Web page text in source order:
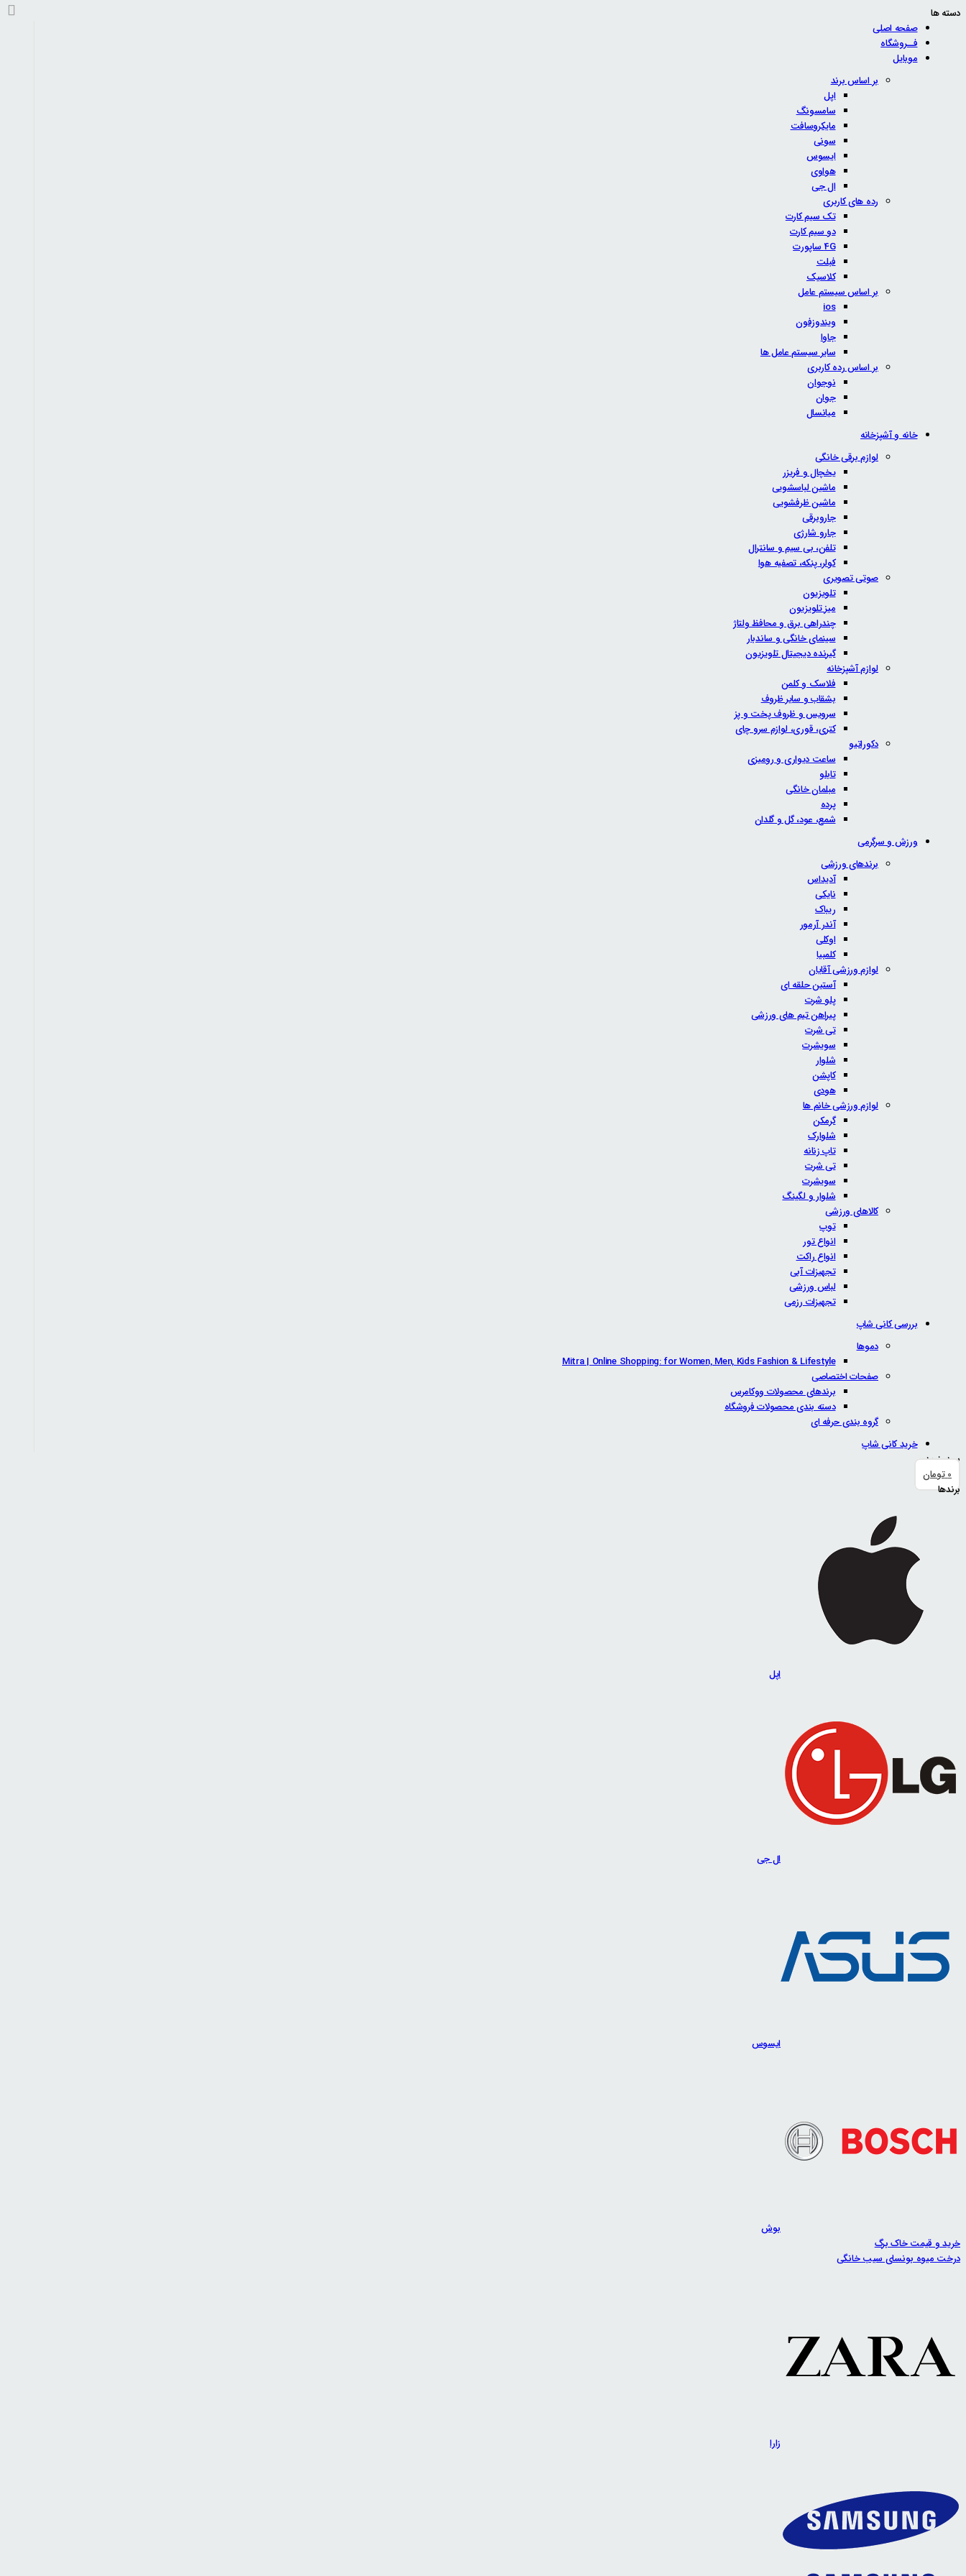
دسته ها
صفحه اصلی
فــروشگاه
موبایل
بر اساس برند
اپل
سامسونگ
مایکروسافت
سونی
ایسوس
هواوی
ال جی
رده های کاربری
تک سیم کارت
دو سیم کارت
4G ساپورت
فبلت
کلاسیک
بر اساس سیستم عامل
ios
ویندوزفون
جاوا
سایر سیستم عامل ها
بر اساس رده کاربری
نوجوان
جوان
میانسال
خانه و آشپزخانه
لوازم برقی خانگی
یخچال و فریزر
ماشین لباسشویی
ماشین ظرفشویی
جاروبرقی
جارو شارژی
تلفن، بی سیم و سانترال
کولر، پنکه، تصفیه هوا
صوتی تصویری
تلویزیون
میز تلویزیون
چندراهی برق و محافظ ولتاژ
سینمای خانگی و ساندبار
گیرنده دیجیتال تلویزیون
لوازم آشپزخانه
فلاسک و کلمن
بشقاب و سایر ظروف
سرویس و ظروف پخت و پز
کتری، قوری، لوازم سرو چای
دکوراتیو
ساعت دیواری و رومیزی
تابلو
مبلمان خانگی
پرده
شمع، عود، گل و گلدان
ورزش و سرگرمی
برندهای ورزشی
آدیداس
نایکی
ریباک
آندر آرمور
اوکلی
کلمبیا
لوازم ورزشی آقایان
آستین حلقه ای
پلو شرت
پیراهن تیم های ورزشی
تی شرت
سویشرت
شلوار
کاپشن
هودی
لوازم ورزشی خانم ها
گرمکن
شلوارک
تاپ زنانه
تی شرت
سویشرت
شلوار و لگینگ
کالاهای ورزشی
توپ
انواع تور
انواع راکت
تجهیزات آبی
لباس ورزشی
تجهیزات رزمی
بررسی کانی شاپ
دموها
Mitra | Online Shopping: for Women, Men, Kids Fashion & Lifestyle
صفحات اختصاصی
برندهای محصولات ووکامرس
دسته بندی محصولات فروشگاه
گروه بندی حرفه ای
خرید کانی شاپ
سبد خرید
0تومان
برندها
اپل
ال جی
ایسوس
بوش
خرید و قیمت خاک برگ
درخت میوه بونسای سیب خانگی
زارا